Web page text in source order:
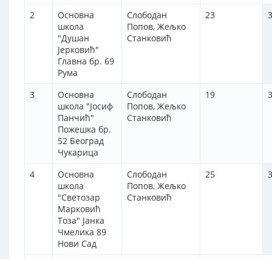
2
Основна
школа
"Душан
Јерковић"
Главна бр. 69
Рума
Слободан
Попов, Жељко
Станковић
23
3
Основна
школа "Јосиф
Панчић"
Пожешка бр.
52 Београд
Чукарица
Слободан
Попов, Жељко
Станковић
19
4
Основна
школа
"Светозар
Марковић
Тоза" Јанка
Чмелика 89
Нови Сад
Слободан
Попов, Жељко
Станковић
25